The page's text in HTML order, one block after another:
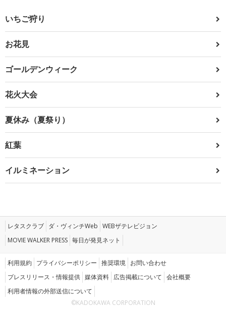
いちご狩り
お花見
ゴールデンウィーク
花火大会
夏休み（夏祭り）
紅葉
イルミネーション
レタスクラブ ダ・ヴィンチWeb WEBザテレビジョン
MOVIE WALKER PRESS 毎日が発見ネット
利用規約 プライバシーポリシー 推奨環境 お問い合わせ
プレスリリース・情報提供 媒体資料 広告掲載について 会社概要
利用者情報の外部送信について
©KADOKAWA CORPORATION